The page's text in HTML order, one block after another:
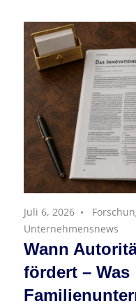
Juli 6, 2026
Unternehmensnews
Wann
fördert – Was